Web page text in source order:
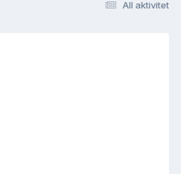
All aktivitet